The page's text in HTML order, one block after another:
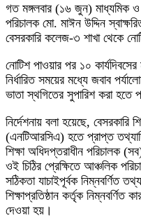
গত মঙ্গলবার (১৬ জুন) মাধ্যমিক ও
পরিচালক মো. মাঈন উদ্দিন
বেসরকারি কলেজ-৩ শাখা থেকে
নোটিশ পাওয়ার পর ১০
নির্ধারিত সময়ের মধ্যে জবাব
ভাতা স্থগিতের সুপারিশ করা হতে
নির্দেশনায় বলা হয়েছে,
(এনটিআরসিএ) হতে প্রাপ্ত
শিক্ষা অধিদপ্তরাধীন পরিচালক
ওই চিঠির প্রেক্ষিতে আঞ্চলিক
সঠিকতা যাচাইপূর্বক নিম্নবর্ণিত
শিক্ষাপ্রতিষ্ঠান কর্তৃক
দেওয়া হয়।